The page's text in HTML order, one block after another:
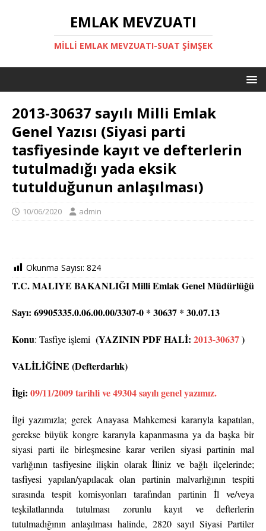
EMLAK MEVZUATI
MILLI EMLAK MEVZUATI-SUAT ŞİMŞEK
2013-30637 sayılı Milli Emlak
Genel Yazısı (Siyasi parti
tasfiyesinde kayıt ve defterlerin
tutulmadığı yada eksik
tutulduğunun anlaşılması)
10/06/2020 admin
Okunma Sayısı: 824
T.C. MALIYE BAKANLIĞI Milli Emlak Genel Müdürlüğü
Sayı: 69905335.0.06.00.00/3307-0 * 30637 * 30.07.13
Konu: Tasfiye işlemi (YAZININ PDF HALİ: 2013-30637)
VALİLİĞİNE (Defterdarlık)
İlgi: 09/11/2009 tarihli ve 49304 sayılı genel yazımız.
İlgi yazımızla; gerek Anayasa Mahkemesi kararıyla kapatılan,
gerekse büyük kongre kararıyla kapanmasına ya da başka bir
siyasi parti ile birleşmesine karar verilen siyasi partinin mal
varlığının tasfiyesine ilişkin olarak İliniz ve bağlı ilçelerinde;
tasfiyesi yapılan/yapılacak olan partinin malvarlığının tespiti
sırasında tespit komisyonları tarafından partinin İl ve/veya
teşkilatlarında tutulması zorunlu kayıt ve defterlerin
tutulmadığının anlaşılması halinde, 2820 sayıl Siyasi Partiler